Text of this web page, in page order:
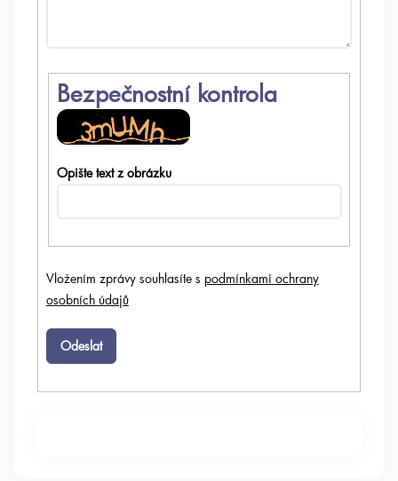
Bezpečnostní kontrola
Opište text z obrázku
Vložením zprávy souhlasíte s podmínkami ochrany
osobních údajů
Odeslat